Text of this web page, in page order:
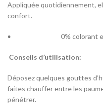
Appliquée quotidiennement,
confort.
0% colorant
Conseils d’utilisation:
Déposez quelques gouttes
faites chauffer entre les
pénétrer.